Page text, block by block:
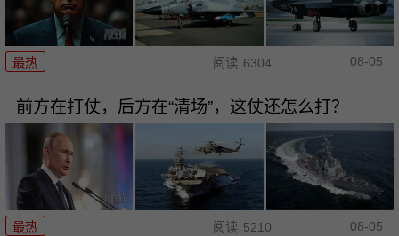
最热 阅读 6304 08-05
前方在打仗，后方在“清场”，这仗还怎么打？
最热 阅读 5210 08-05